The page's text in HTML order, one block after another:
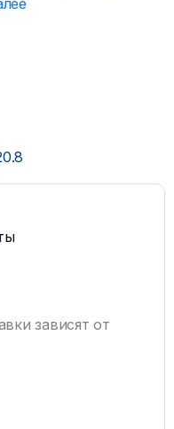
зависят от